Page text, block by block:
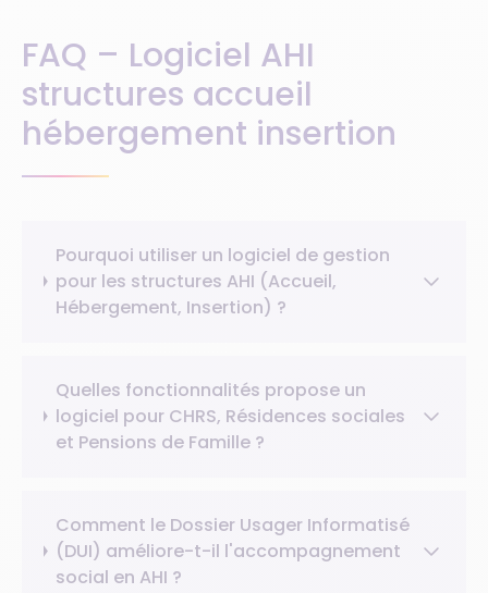
FAQ – Logiciel AHI
structures accueil
hébergement insertion
Pourquoi utiliser un logiciel de gestion
pour les structures AHI (Accueil,
Hébergement, Insertion) ?
Quelles fonctionnalités propose un
logiciel pour CHRS, Résidences sociales
et Pensions de Famille ?
Comment le Dossier Usager Informatisé
(DUI) améliore-t-il l'accompagnement
social en AHI ?